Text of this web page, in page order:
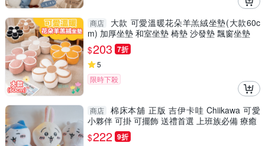
商店
大款 可愛溫暖花朵羊羔絨坐墊(大款60c
m) 加厚坐墊 和室坐墊 椅墊 沙發墊 飄窗坐墊
$203 7折
5
限時下殺
商店
棉床本舖 正版 吉伊卡哇 Chiikawa 可愛
小夥伴 可掛 可擺飾 送禮首選 上班族必備 療癒
$222 9折